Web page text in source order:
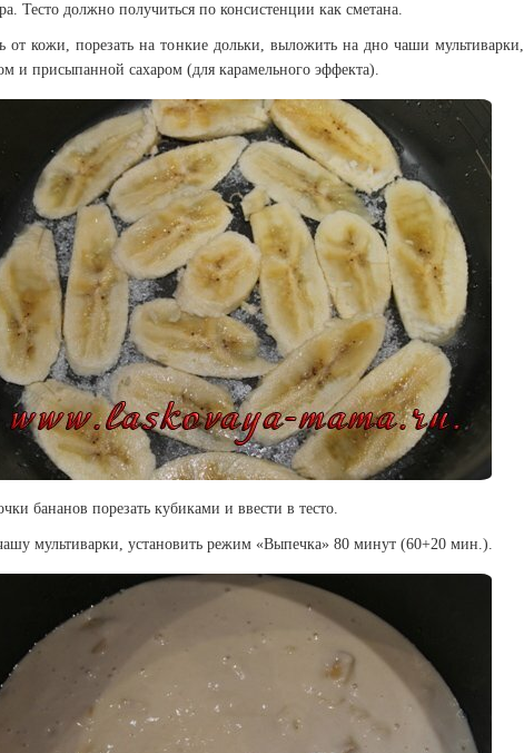
Тесто должно получиться по консистенции как сметана.
от кожи, порезать на тонкие дольки, выложить на дно чаши мультиварки,
и присыпанной сахаром (для карамельного эффекта).
бананов порезать кубиками и ввести в тесто.
мультиварки, установить режим «Выпечка» 80 минут (60+20 мин.).